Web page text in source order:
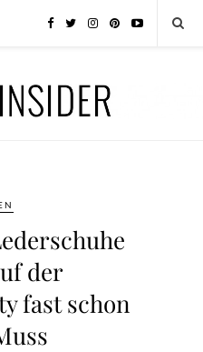
der
fast schon